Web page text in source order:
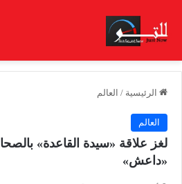
الرئيسية / العالم
العالم
لغز علاقة «سيدة القاعدة»
«داعش»